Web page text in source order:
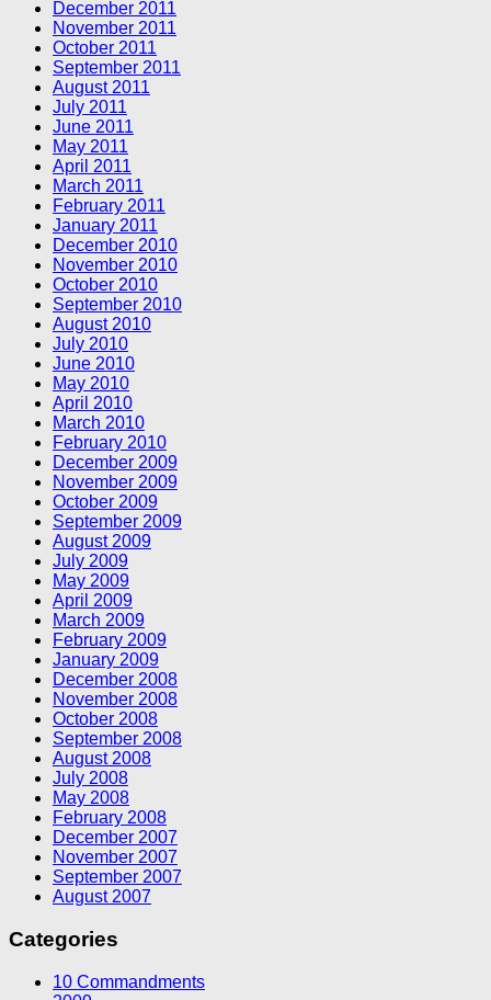
December 2011
November 2011
October 2011
September 2011
August 2011
July 2011
June 2011
May 2011
April 2011
March 2011
February 2011
January 2011
December 2010
November 2010
October 2010
September 2010
August 2010
July 2010
June 2010
May 2010
April 2010
March 2010
February 2010
December 2009
November 2009
October 2009
September 2009
August 2009
July 2009
May 2009
April 2009
March 2009
February 2009
January 2009
December 2008
November 2008
October 2008
September 2008
August 2008
July 2008
May 2008
February 2008
December 2007
November 2007
September 2007
August 2007
Categories
10 Commandments